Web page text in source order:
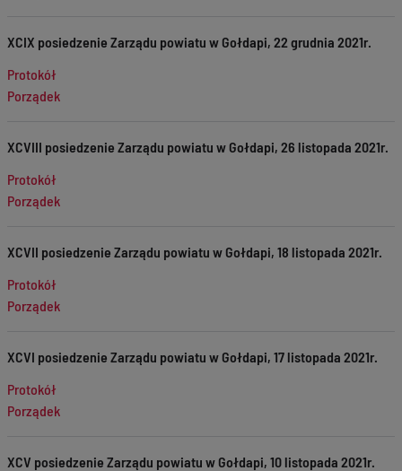
XCIX posiedzenie Zarządu powiatu w Gołdapi, 22 grudnia 2021r.
Protokół
Porządek
XCVIII posiedzenie Zarządu powiatu w Gołdapi, 26 listopada 2021r.
Protokół
Porządek
XCVII posiedzenie Zarządu powiatu w Gołdapi, 18 listopada 2021r.
Protokół
Porządek
XCVI posiedzenie Zarządu powiatu w Gołdapi, 17 listopada 2021r.
Protokół
Porządek
XCV posiedzenie Zarządu powiatu w Gołdapi, 10 listopada 2021r.